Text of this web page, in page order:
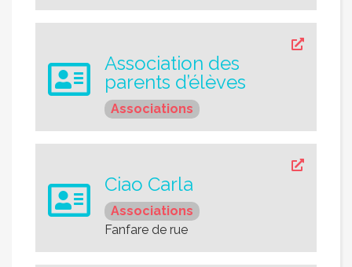
Association des
parents d’élèves
Associations
Ciao Carla
Associations
Fanfare de rue